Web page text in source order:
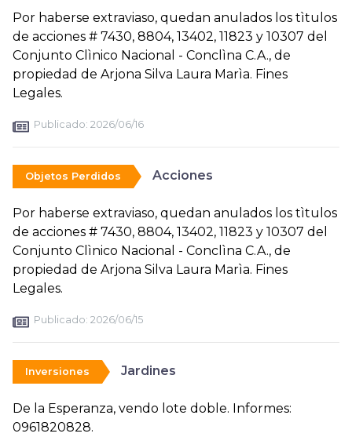
Por haberse extraviaso, quedan anulados los tìtulos
de acciones # 7430, 8804, 13402, 11823 y 10307 del
Conjunto Clìnico Nacional - Conclìna C.A., de
propiedad de Arjona Silva Laura Marìa. Fines
Legales.
Publicado: 2026/06/16
Objetos Perdidos Acciones
Por haberse extraviaso, quedan anulados los tìtulos
de acciones # 7430, 8804, 13402, 11823 y 10307 del
Conjunto Clìnico Nacional - Conclìna C.A., de
propiedad de Arjona Silva Laura Marìa. Fines
Legales.
Publicado: 2026/06/15
Inversiones Jardines
De la Esperanza, vendo lote doble. Informes:
0961820828.